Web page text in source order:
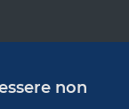
non